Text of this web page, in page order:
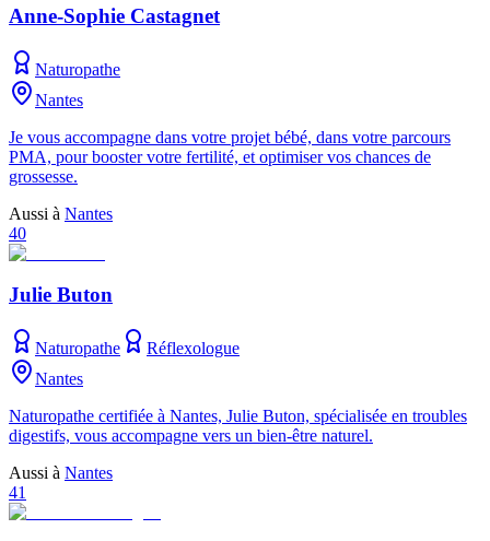
Anne-Sophie Castagnet
Naturopathe
Nantes
Je vous accompagne dans votre projet bébé, dans votre parcours
PMA, pour booster votre fertilité, et optimiser vos chances de
grossesse.
Aussi à Nantes
40
Julie Buton
Naturopathe
Réflexologue
Nantes
Naturopathe certifiée à Nantes, Julie Buton, spécialisée en troubles
digestifs, vous accompagne vers un bien-être naturel.
Aussi à Nantes
41